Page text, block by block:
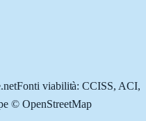
Fonti viabilità: CCISS, ACI,
© OpenStreetMap